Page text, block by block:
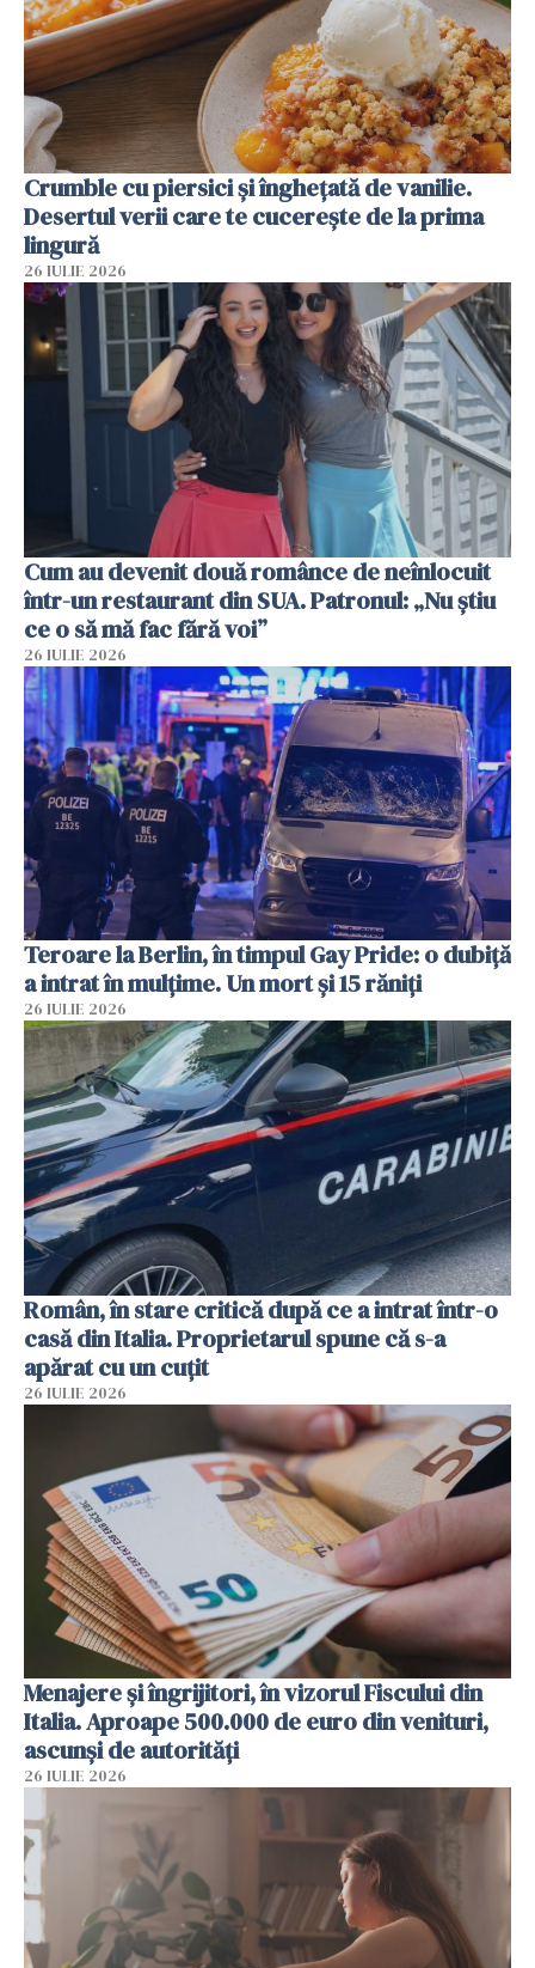
Crumble cu piersici și înghețată de vanilie.
Desertul verii care te cucerește de la prima
lingură
26 IULIE 2026
Cum au devenit două românce de neînlocuit
într-un restaurant din SUA. Patronul: „Nu știu
ce o să mă fac fără voi”
26 IULIE 2026
Teroare la Berlin, în timpul Gay Pride: o dubiță
a intrat în mulțime. Un mort și 15 răniți
26 IULIE 2026
Român, în stare critică după ce a intrat într-o
casă din Italia. Proprietarul spune că s-a
apărat cu un cuțit
26 IULIE 2026
Menajere și îngrijitori, în vizorul Fiscului din
Italia. Aproape 500.000 de euro din venituri,
ascunși de autorități
26 IULIE 2026